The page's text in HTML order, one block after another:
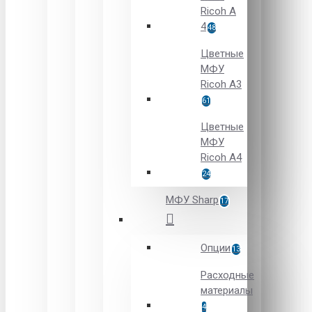
Ricoh A
448
Цветные
МФУ
Ricoh A3
61
Цветные
МФУ
Ricoh A4
24
МФУ Sharp 17
Опции 13
Расходные
материалы
4